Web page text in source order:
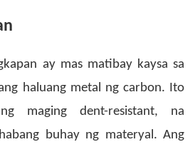
ay mas matibay kaysa sa
haluang metal ng carbon. Ito
maging dent-resistant, na
buhay ng materyal. Ang